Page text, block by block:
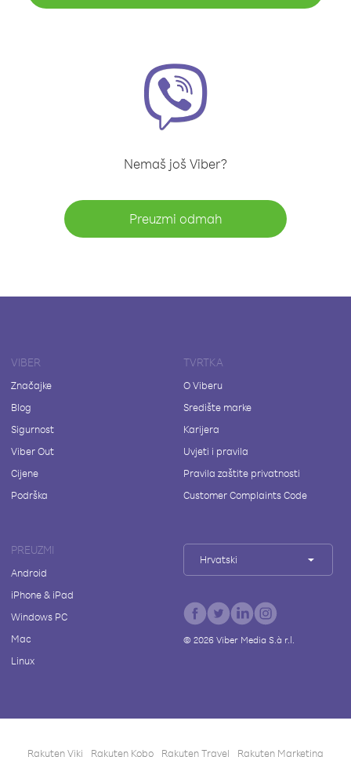
Nemaš još Viber?
Preuzmi odmah
VIBER
Značajke
Blog
Sigurnost
Viber Out
Cijene
Podrška
TVRTKA
O Viberu
Središte marke
Karijera
Uvjeti i pravila
Pravila zaštite privatnosti
Customer Complaints Code
PREUZMI
Android
iPhone & iPad
Windows PC
Mac
Linux
Hrvatski
© 2026Viber Media S.à r.l.
Rakuten Viki Rakuten Kobo Rakuten Travel Rakuten Marketing